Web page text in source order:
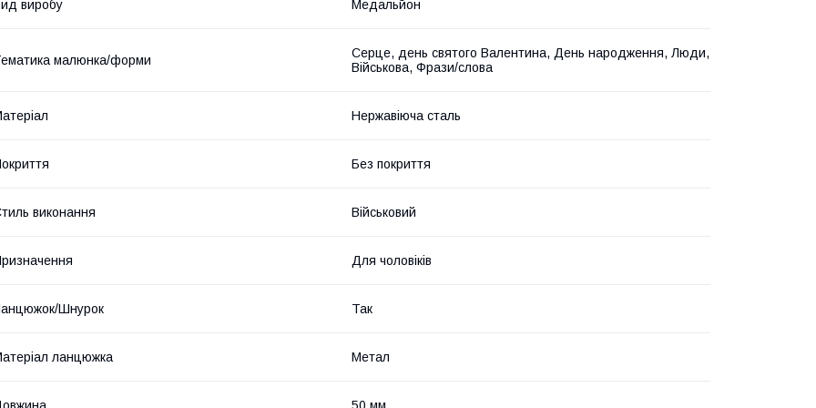
виробу Медальйон
малюнка/форми
Серце, день святого Валентина, День народження, Люди,
Військова, Фрази/слова
Нержавіюча сталь
Без покриття
виконання Військовий
Для чоловіків
Шнурок Так
ланцюжка Метал
50 мм